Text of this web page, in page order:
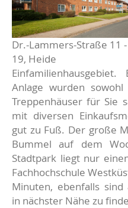
Dr.-Lammers-Straße 11 -
19, Heide
Anlage wurden
Treppenhäuser für Sie
mit diversen
gut zu Fuß. Der große
Bummel auf dem
Stadtpark liegt nur
Fachhochschule
Minuten, ebenfalls sind
in nächster Nähe zu